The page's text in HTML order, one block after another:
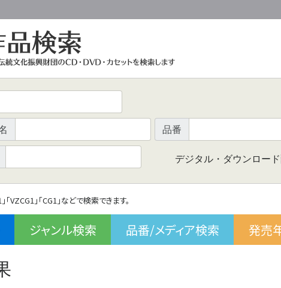
品番
デジタル・ダウンロー
「VZCG1」「CG1」などで検索できます。
ジャンル検索 品番/メディア検索 発売